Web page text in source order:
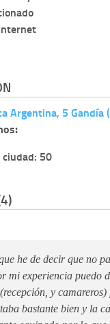
Argentina, 5 Gandía
50
he de decir que no
mi experiencia puedo
y
bastante bien y la